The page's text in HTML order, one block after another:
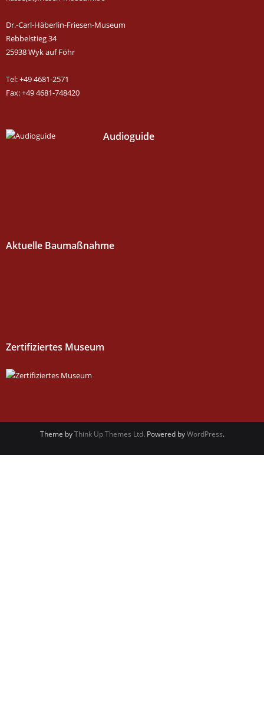
Dr.-Carl-Häberlin-Friesen-Museum
Rebbelstieg 34
25938 Wyk auf Föhr
Tel: +49 4681-2571
Fax: +49 4681-748420
Audioguide
Aktuelle Baumaßnahme
Zertifiziertes Museum
Theme byThink Up Themes Ltd. Powered byWordPress.